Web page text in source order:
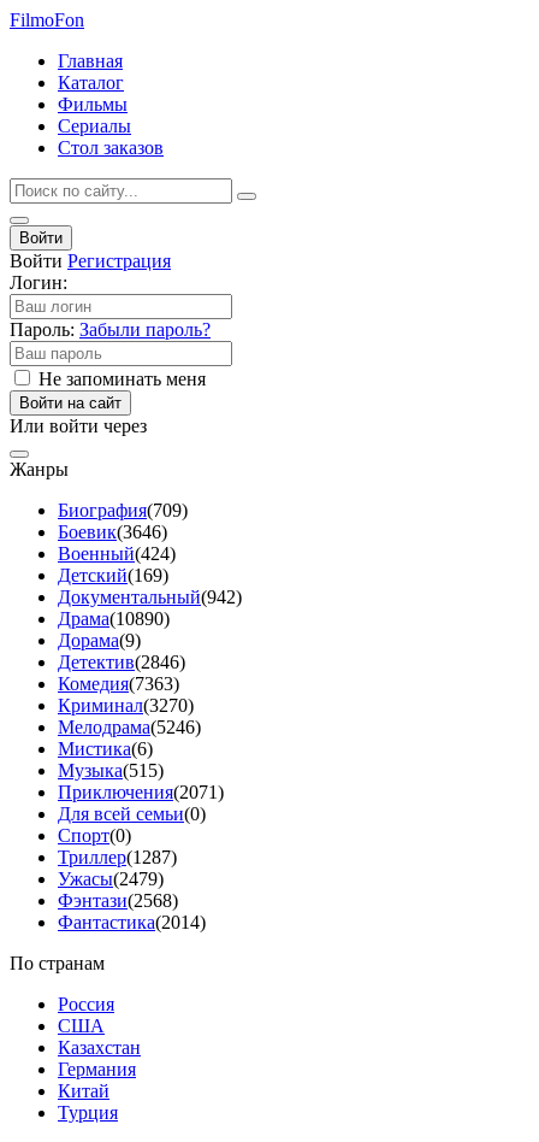
FilmoFon
Главная
Каталог
Фильмы
Сериалы
Стол заказов
Войти
Войти Регистрация
Логин:
Пароль: Забыли пароль?
Не запоминать меня
Войти на сайт
Или войти через
Жанры
Биография(709)
Боевик(3646)
Военный(424)
Детский(169)
Документальный(942)
Драма(10890)
Дорама(9)
Детектив(2846)
Комедия(7363)
Криминал(3270)
Мелодрама(5246)
Мистика(6)
Музыка(515)
Приключения(2071)
Для всей семьи(0)
Спорт(0)
Триллер(1287)
Ужасы(2479)
Фэнтази(2568)
Фантастика(2014)
По странам
Россия
США
Казахстан
Германия
Китай
Турция